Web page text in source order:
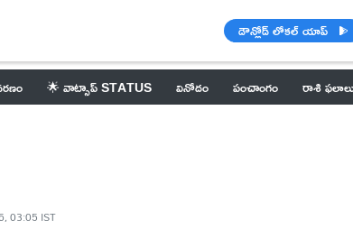
డౌన్లోడ్ లోకల్ యాప్
🌟 వాట్సాప్ STATUS వినోదం పంచాంగం రాశి
03:05 IST